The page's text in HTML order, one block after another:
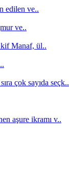
edilen ve..
ve..
Manaf, ül..
çok sayıda seçk..
aşure ikramı v..